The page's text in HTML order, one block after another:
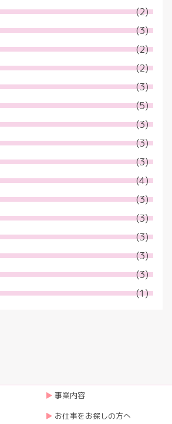
(2)
(3)
(2)
(2)
(3)
(5)
(3)
(3)
(3)
(4)
(3)
(3)
(3)
(3)
(3)
(1)
事業内容
お仕事をお探しの方へ